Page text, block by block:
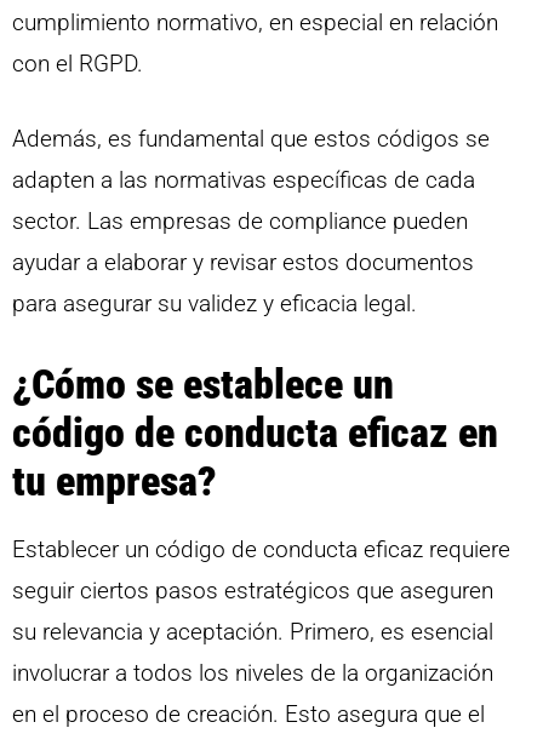
cumplimiento normativo, en especial en relación
con el RGPD.
Además, es fundamental que estos códigos se
adapten a las normativas específicas de cada
sector. Las empresas de compliance pueden
ayudar a elaborar y revisar estos documentos
para asegurar su validez y eficacia legal.
¿Cómo se establece un
código de conducta eficaz en
tu empresa?
Establecer un código de conducta eficaz requiere
seguir ciertos pasos estratégicos que aseguren
su relevancia y aceptación. Primero, es esencial
involucrar a todos los niveles de la organización
en el proceso de creación. Esto asegura que el